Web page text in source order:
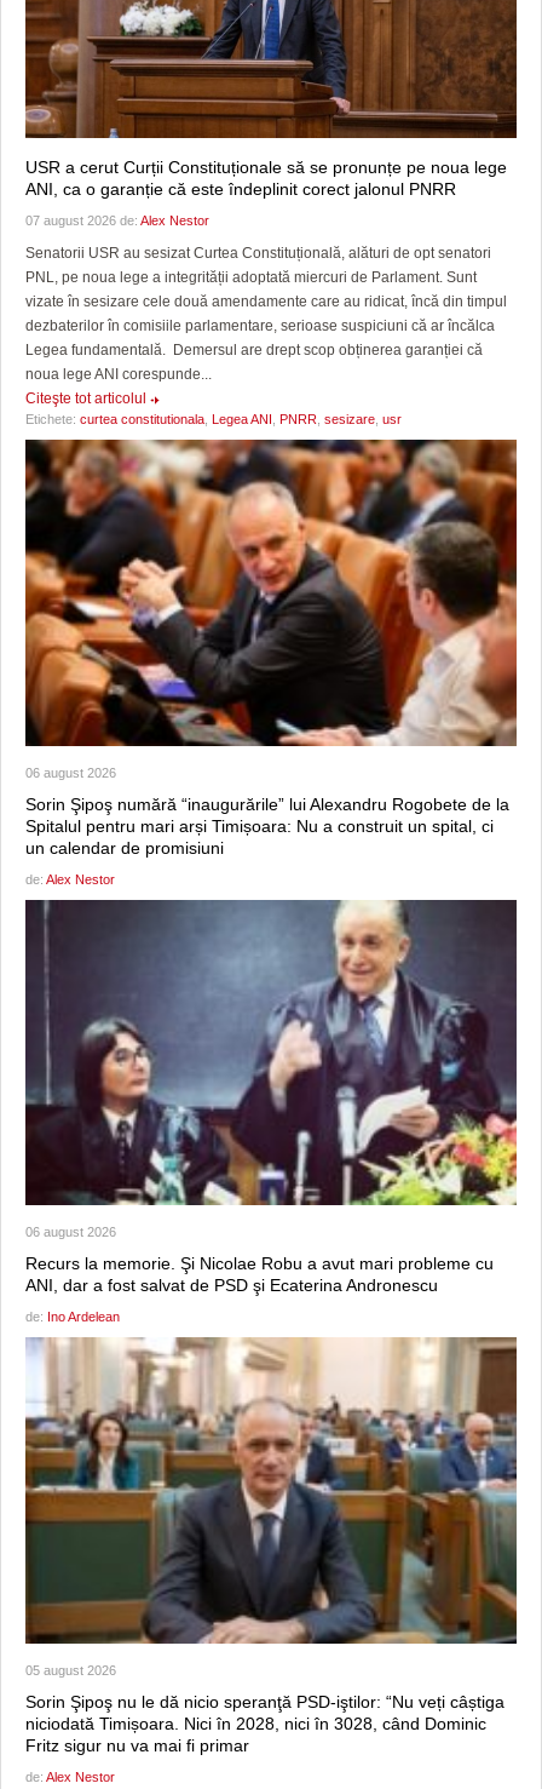
USR a cerut Curții Constituționale să se pronunțe pe noua lege
ANI, ca o garanție că este îndeplinit corect jalonul PNRR
07 august 2026 de: Alex Nestor
Senatorii USR au sesizat Curtea Constituțională, alături de opt senatori
PNL, pe noua lege a integrității adoptată miercuri de Parlament. Sunt
vizate în sesizare cele două amendamente care au ridicat, încă din timpul
dezbaterilor în comisiile parlamentare, serioase suspiciuni că ar încălca
Legea fundamentală. Demersul are drept scop obținerea garanției că
noua lege ANI corespunde...
Citeşte tot articolul
Etichete: curtea constitutionala Legea ANI PNRR sesizare usr
06 august 2026
Sorin Şipoş numără “inaugurările” lui Alexandru Rogobete de la
Spitalul pentru mari arși Timișoara: Nu a construit un spital, ci
un calendar de promisiuni
de: Alex Nestor
06 august 2026
Recurs la memorie. Şi Nicolae Robu a avut mari probleme cu
ANI, dar a fost salvat de PSD şi Ecaterina Andronescu
de: Ino Ardelean
05 august 2026
Sorin Şipoş nu le dă nicio speranţă PSD-iştilor: “Nu veți câștiga
niciodată Timișoara. Nici în 2028, nici în 3028, când Dominic
Fritz sigur nu va mai fi primar
de: Alex Nestor